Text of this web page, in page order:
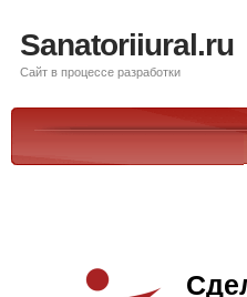
Sanatoriiural.ru
Сайт в процессе разработки